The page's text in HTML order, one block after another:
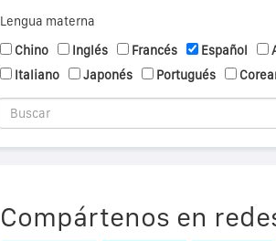
Lengua materna
Chino
Inglés Francés Español
Italiano
Japonés Portugués
Compártenos en